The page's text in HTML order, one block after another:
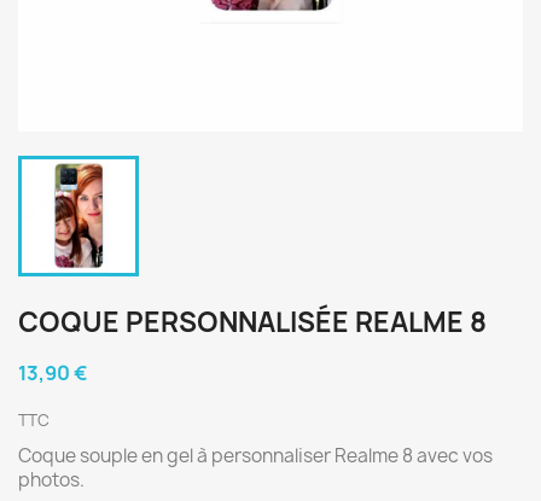
COQUE PERSONNALISÉE REALME 8
13,90 €
TTC
Coque souple en gel à personnaliser Realme 8 avec vos
photos.